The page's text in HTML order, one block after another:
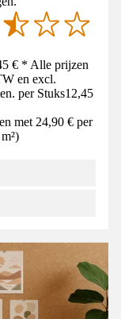
€ * Alle prijzen
en excl.
per Stuks12,45
met 24,90 € per
m²)